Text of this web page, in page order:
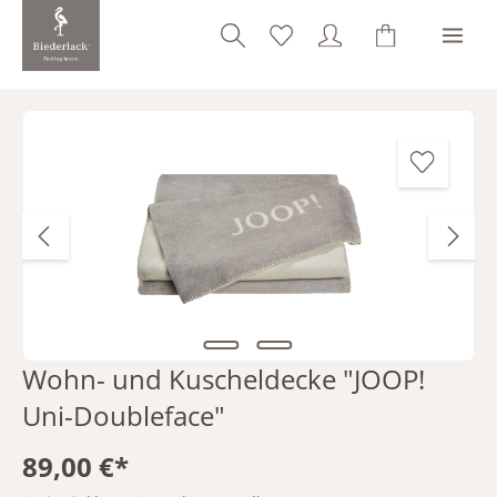
springen
Wohn- und Kuscheldecke "JOOP!
Uni-Doubleface"
89,00 €*